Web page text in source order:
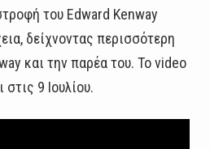
του Edward Kenway
δείχνοντας περισσότερη
και την παρέα του. Το video
9 Ιουλίου.